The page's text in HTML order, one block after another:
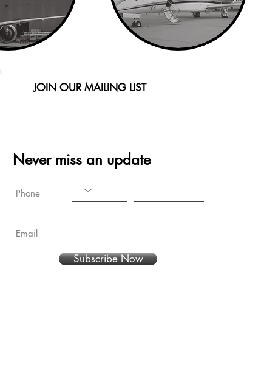
JOIN OUR MAILING LIST
Never miss an update
Phone
Email
Subscribe Now